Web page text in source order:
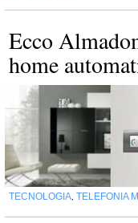
Ecco
home
TECNOLOGIA TELEFONIA